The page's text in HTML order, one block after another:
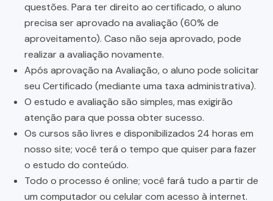
questões. Para ter direito ao certificado, o aluno
precisa ser aprovado na avaliação (60% de
aproveitamento). Caso não seja aprovado, pode
realizar a avaliação novamente.
Após aprovação na Avaliação, o aluno pode solicitar
seu Certificado (mediante uma taxa administrativa).
O estudo e avaliação são simples, mas exigirão
atenção para que possa obter sucesso.
Os cursos são livres e disponibilizados 24 horas em
nosso site; você terá o tempo que quiser para fazer
o estudo do conteúdo.
Todo o processo é online; você fará tudo a partir de
um computador ou celular com acesso à internet.